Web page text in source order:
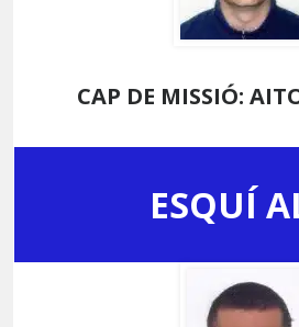
CAP DE MISSIÓ:
ESQUÍ